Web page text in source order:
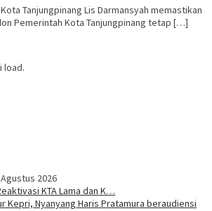
Kota Tanjungpinang Lis Darmansyah memastikan
Pemerintah Kota Tanjungpinang tetap […]
load.
2026
KTA Lama dan K…